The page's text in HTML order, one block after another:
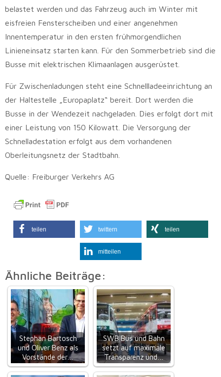
belastet werden und das Fahrzeug auch im Winter mit
eisfreien Fensterscheiben und einer angenehmen
Innentemperatur in den ersten frühmorgendlichen
Linieneinsatz starten kann. Für den Sommerbetrieb sind die
Busse mit elektrischen Klimaanlagen ausgerüstet.
Für Zwischenladungen steht eine Schnellladeeinrichtung an
der Haltestelle „Europaplatz“ bereit. Dort werden die
Busse in der Wendezeit nachgeladen. Dies erfolgt dort mit
einer Leistung von 150 Kilowatt. Die Versorgung der
Schnelladestation erfolgt aus dem vorhandenen
Oberleitungsnetz der Stadtbahn.
Quelle: Freiburger Verkehrs AG
teilen twittern teilen
mitteilen
Ähnliche Beiträge:
Stephan Bartosch
und Oliver Benz als
Vorstände der…
SWB Bus und Bahn
setzt auf maximale
Transparenz und…